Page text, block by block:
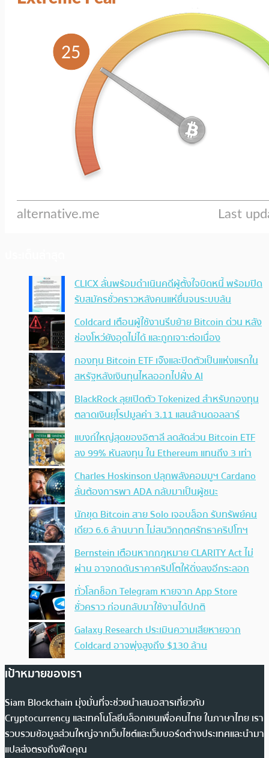
CLICX ลั่นพร้อมดำเนินคดีผู้ตั้งใจบิดหนี้ พร้อมปิด
รับสมัครชั่วคราวหลังคนแห่ยื่นจนระบบล้น
Coldcard เตือนผู้ใช้งานรีบย้าย Bitcoin ด่วน หลัง
ช่องโหว่ยังอุดไม่ได้ และถูกเจาะต่อเนื่อง
กองทุน Bitcoin ETF เจ๊งและปิดตัวเป็นแห่งแรกใน
สหรัฐหลังเงินทุนไหลออกไปฝั่ง AI
BlackRock ลุยเปิดตัว Tokenized สำหรับกองทุน
ตลาดเงินยุโรปมูลค่า 3.11 แสนล้านดอลลาร์
แบงก์ใหญ่สุดของอิตาลี ลดสัดส่วน Bitcoin ETF
ลง 99% หันลงทุน ใน Ethereum แทนถึง 3 เท่า
Charles Hoskinson ปลุกพลังคอมมูฯ Cardano
ลั่นต้องการพา ADA กลับมาเป็นผู้ชนะ
นักขุด Bitcoin สาย Solo เจอบล็อก รับทรัพย์คน
เดียว 6.6 ล้านบาท ไม่สนวิกฤตศรัทธาคริปโทฯ
Bernstein เตือนหากกฎหมาย CLARITY Act ไม่
ผ่าน อาจกดดันราคาคริปโตให้ดิ่งลงอีกระลอก
ทั่วโลกช็อก Telegram หายจาก App Store
ชั่วคราว ก่อนกลับมาใช้งานได้ปกติ
Galaxy Research ประเมินความเสียหายจาก
Coldcard อาจพุ่งสูงถึง $130 ล้าน
เป้าหมายของเรา
Siam Blockchain มุ่งมั่นที่จะช่วยนำเสนอสารเกี่ยวกับ
Cryptocurrency และเทคโนโลยีบล็อกเชนเพื่อคนไทย ในภาษาไทย เรา
รวบรวมข้อมูลส่วนใหญ่จากเว็บไซต์และเว็บบอร์ดต่างประเทศและนำมา
แปลส่งตรงถึงฟีดคุณ